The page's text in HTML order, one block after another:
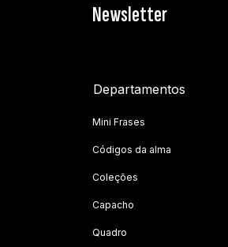
Newsletter
Departamentos
Mini Frases
Códigos da alma
Coleções
Capacho
Quadro